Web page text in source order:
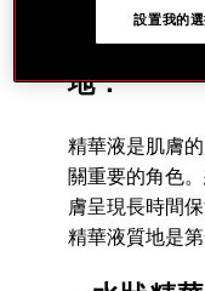
認識精華
地：
精華液是肌膚
關重要的角色
膚呈現長時間
精華液質地是第
設置我的